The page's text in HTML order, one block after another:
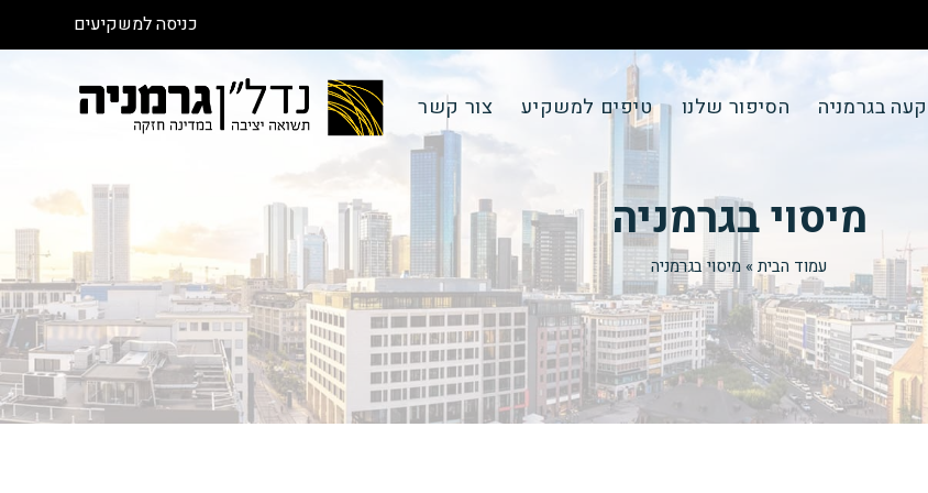
כניסה למשקיעים
בגרמניה הסיפור שלנו טיפים למשקיע צור קשר
מיסוי בגרמניה
עמוד הבית»מיסוי בגרמניה